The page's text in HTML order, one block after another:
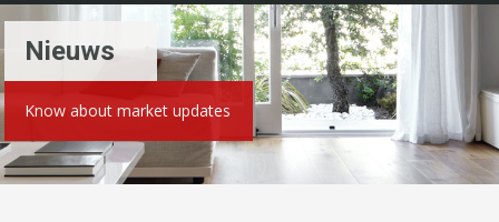
Nieuws
Know about market updates